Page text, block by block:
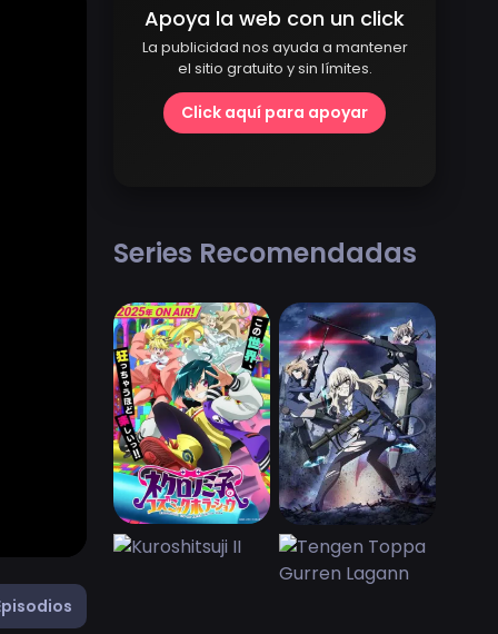
Apoya la web con un click
La publicidad nos ayuda a mantener
el sitio gratuito y sin límites.
Click aquí para apoyar
Series Recomendadas